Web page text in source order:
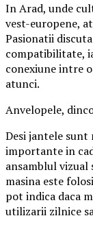
In Arad, unde
vest-europene,
Pasionatii
compatibilitate,
conexiune intre
atunci.
Anvelopele,
Desi jantele sunt
importante in
ansamblul vizual
masina este
pot indica daca
utilizarii zilnice